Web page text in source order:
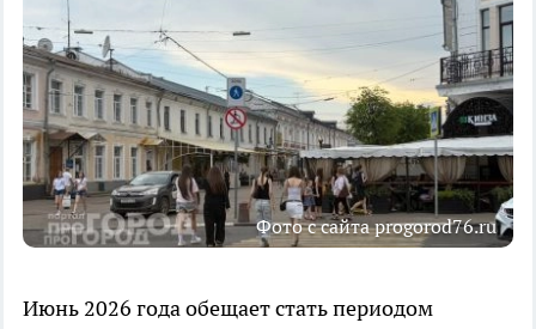
Фото с сайта progorod76.ru
Июнь 2026 года обещает стать периодом